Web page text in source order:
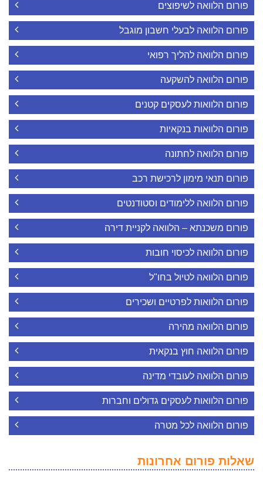
פורום הלוואה לשיפוצים
פורום הלוואה לבעלי חשבון מוגבל
פורום הלוואה להליך רפואי
פורום הלוואה להשקעה
פורום הלוואות לעסקים קטנים
פורום הלוואות בנקאיות
פורום הלוואה לחתונה
פורום תנאי מימון לרכישת רכב
פורום הלוואה ללימודים וסטודנטים
פורום משכנתא – הלוואה לקניית דירה
פורום הלוואה לכיסוי חובות
פורום הלוואה לטיול בחו"ל
פורום הלוואות לפרטיים ושכירים
פורום הלוואה מהירה
פורום הלוואה חוץ בנקאית
פורום הלוואה לעובדי מדינה
פורום הלוואות לעסקים גדולים וחברות
פורום הלוואה לכל מטרה
שאלות פורום אחרונות